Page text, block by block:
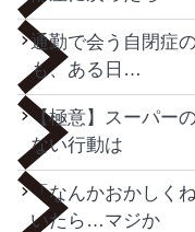
通勤で会う自閉症
も、ある日…
【極意】スーパー
ない行動は
「なんかおかしく
いたら…マジか